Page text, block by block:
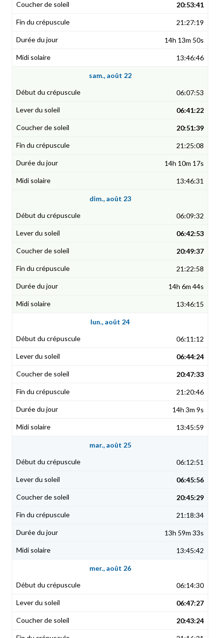
20:53:41
21:27:19
14h 13m 50s
13:46:46
sam., août 22
06:07:53
06:41:22
20:51:39
21:25:08
14h 10m 17s
13:46:31
dim., août 23
06:09:32
06:42:53
20:49:37
21:22:58
14h 6m 44s
13:46:15
lun., août 24
06:11:12
06:44:24
20:47:33
21:20:46
14h 3m 9s
13:45:59
mar., août 25
06:12:51
06:45:56
20:45:29
21:18:34
13h 59m 33s
13:45:42
mer., août 26
06:14:30
06:47:27
20:43:24